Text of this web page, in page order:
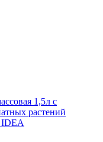
1,5л с
растений
IDEA